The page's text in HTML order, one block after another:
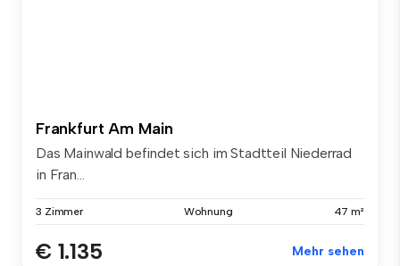
Frankfurt Am Main
Das Mainwald befindet sich im Stadtteil Niederrad
in Fran...
3 Zimmer Wohnung 47 m²
€ 1.135 Mehr sehen